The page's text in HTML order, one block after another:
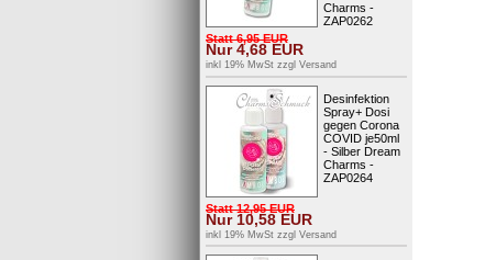
Charms -
ZAP0262
Statt6,95EUR
Nur4,68 EUR
inkl 19% MwSt zzgl Versand
Desinfektion
Spray+ Dosi
gegen Corona
COVID je50ml
- Silber Dream
Charms -
ZAP0264
Statt12,95EUR
Nur10,58EUR
inkl 19% MwSt zzgl Versand